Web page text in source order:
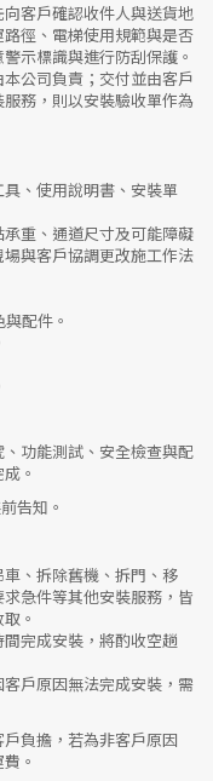
向客戶確認收件人與送貨地
徑、電梯使用規範與是否
示標識與進行防刮保護。
公司負責；交付並由客戶
務，則以安裝驗收單作為
具、使用說明書、安裝單
承重、通道尺寸及可能障礙
與客戶協調更改施工作法
配件。
、功能測試、安全檢查與配
。
告知。
車、拆除舊機、拆門、移
急件等其他安裝服務，皆
。
完成安裝，將酌收空趟
客戶原因無法完成安裝，需
戶負擔，若為非客戶原因
。